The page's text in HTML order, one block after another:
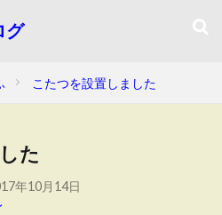
グ
こたつを設置しました
た
年10月14日